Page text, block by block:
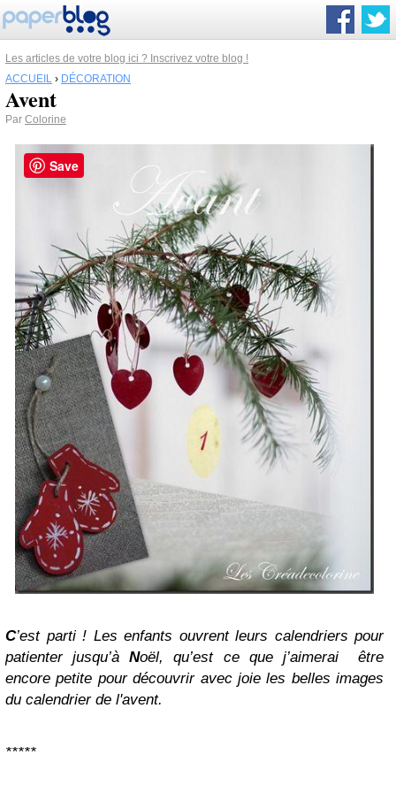
Les articles de votre blog ici ? Inscrivez votre blog !
ACCUEIL › DÉCORATION
Avent
Par Colorine
C’est parti ! Les enfants ouvrent leurs calendriers pour
patienter jusqu’àNoël, qu’est ce que j’aimerai être
encore petite pour découvrir avec joie les belles images
du calendrier de l'avent.
*****
Save